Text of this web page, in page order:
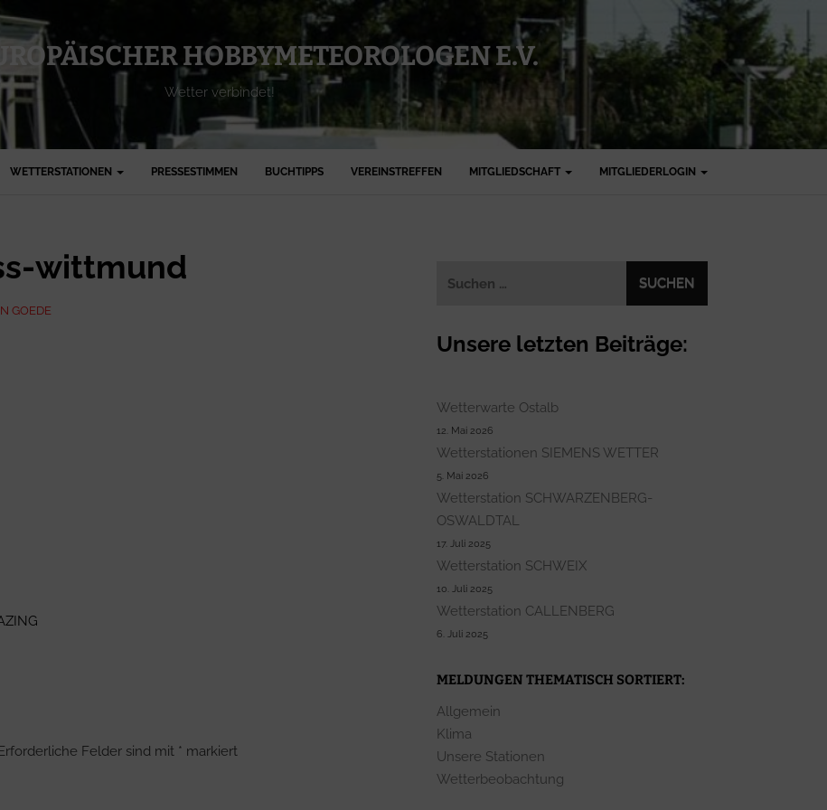
HOBBYMETEOROLOGEN E.V.
Wetter verbindet!
WETTERSTATIONEN PRESSESTIMMEN BUCHTIPPS VEREINSTREFFEN MITGLIEDSCHAFT MITGLIEDERLOGIN
wittmund
GOEDE
Felder sind mit * markiert
Unsere letzten Beiträge:
Wetterwarte Ostalb
12. Mai 2026
Wetterstationen SIEMENS WETTER
5. Mai 2026
Wetterstation SCHWARZENBERG-
OSWALDTAL
17. Juli 2025
Wetterstation SCHWEIX
10. Juli 2025
Wetterstation CALLENBERG
6. Juli 2025
MELDUNGEN THEMATISCH SORTIERT:
Allgemein
Klima
Unsere Stationen
Wetterbeobachtung